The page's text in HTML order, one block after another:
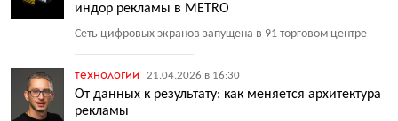
индор рекламы в METRO
Сеть цифровых экранов запущена в 91 торговом центре
технологии 21.04.2026 в 16:30
От данных к результату: как меняется архитектура
рекламы